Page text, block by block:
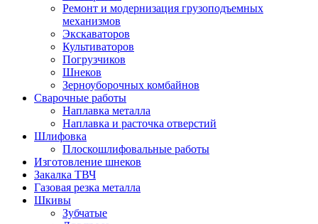
Ремонт и модернизация грузоподъемных
механизмов
Экскаваторов
Культиваторов
Погрузчиков
Шнеков
Зерноуборочных комбайнов
Сварочные работы
Наплавка металла
Наплавка и расточка отверстий
Шлифовка
Плоскошлифовальные работы
Изготовление шнеков
Закалка ТВЧ
Газовая резка металла
Шкивы
Зубчатые